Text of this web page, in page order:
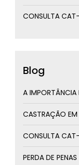
CONSULTA
Blog
A
CASTRAÇÃO
CONSULTA
PERDA DE